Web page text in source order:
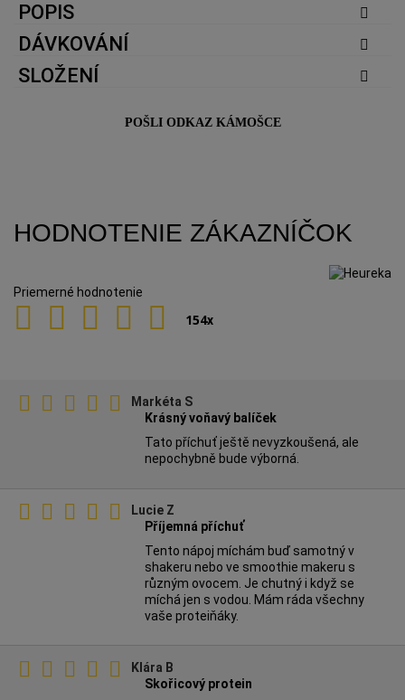
POPIS
DÁVKOVÁNÍ
SLOŽENÍ
POŠLI ODKAZ KÁMOŠCE
HODNOTENIE ZÁKAZNÍČOK
Priemerné hodnotenie
154x
Markéta S
Krásný voňavý balíček
Tato příchuť ještě nevyzkoušená, ale
nepochybně bude výborná.
Lucie Z
Příjemná příchuť
Tento nápoj míchám buď samotný v
shakeru nebo ve smoothie makeru s
různým ovocem. Je chutný i když se
míchá jen s vodou. Mám ráda všechny
vaše proteiňáky.
Klára B
Skořicový protein